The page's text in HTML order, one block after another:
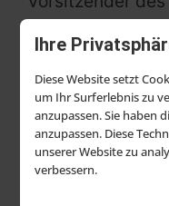
Ihre
Diese Website setzt
um Ihr Surferlebnis zu
anzupassen. Sie haben
anzupassen. Diese
unserer Website zu
verbessern.
„Der Global
Partner, mit
Augenhöhe
Unterschied für
Das
für unser